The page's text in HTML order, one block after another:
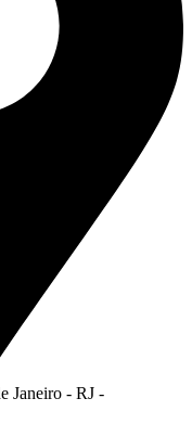
Janeiro - RJ -